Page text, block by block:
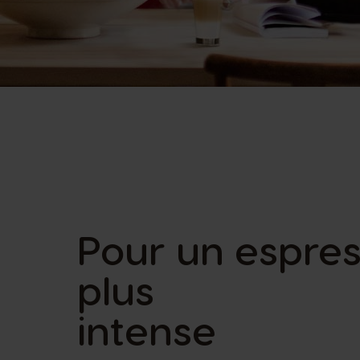
Pour un
plus
intense